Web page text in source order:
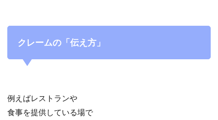
クレームの「伝え方」
例えばレストランや
食事を提供している場で